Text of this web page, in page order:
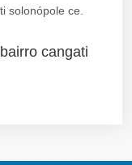
solonópole ce.
cangati